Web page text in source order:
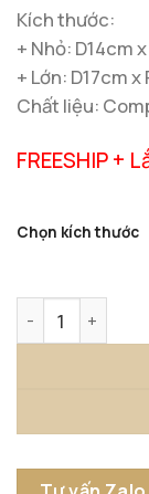
Kích thước:
+ Nhỏ: D14cm
+ Lớn: D17cm
Chất liệu:
FREESHIP +
Chọn kích thước
Tượng Táo Đỏ